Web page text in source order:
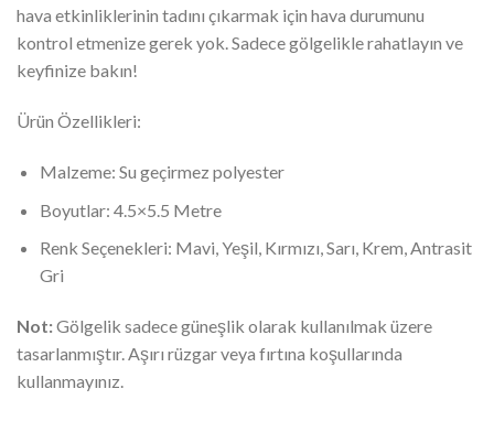
hava etkinliklerinin tadını çıkarmak için hava durumunu
kontrol etmenize gerek yok. Sadece gölgelikle rahatlayın ve
keyfinize bakın!
Ürün Özellikleri:
Malzeme: Su geçirmez polyester
Boyutlar: 4.5×5.5 Metre
Renk Seçenekleri: Mavi, Yeşil, Kırmızı, Sarı, Krem, Antrasit
Gri
Not:Gölgelik sadece güneşlik olarak kullanılmak üzere
tasarlanmıştır. Aşırı rüzgar veya fırtına koşullarında
kullanmayınız.